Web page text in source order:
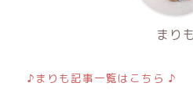
まりも
♪まりも記事一覧はこちら ♪